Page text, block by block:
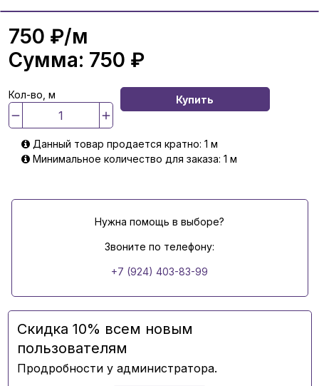
750 ₽/м
Сумма: 750 ₽
Кол-во, м Купить
Данный товар продается кратно: 1 м
Минимальное количество для заказа: 1 м
Нужна помощь в выборе?
Звоните по телефону:
+7 (924) 403-83-99
Скидка 10% всем новым
пользователям
Продробности у администратора.